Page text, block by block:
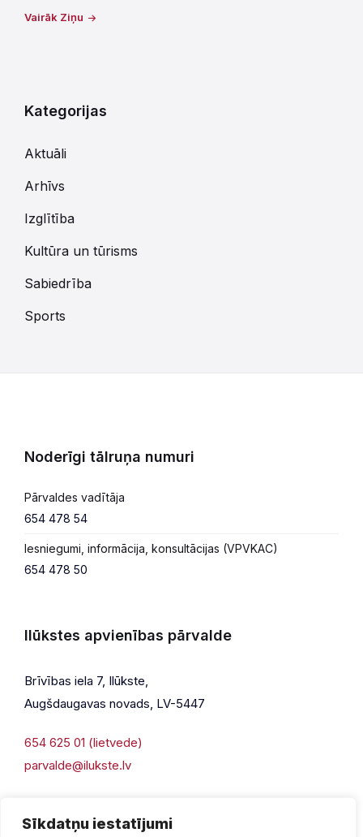
Sīkdatņu iestatījumi
Vairāk Ziņu
Kategorijas
Aktuāli
Arhīvs
Izglītība
Kultūra un tūrisms
Sabiedrība
Sports
Noderīgi tālruņa numuri
Pārvaldes vadītāja
654 478 54
Iesniegumi, informācija, konsultācijas (VPVKAC)
654 478 50
Ilūkstes apvienības pārvalde
Brīvības iela 7, Ilūkste,
Augšdaugavas novads, LV-5447
654 625 01 (lietvede)
parvalde@ilukste.lv